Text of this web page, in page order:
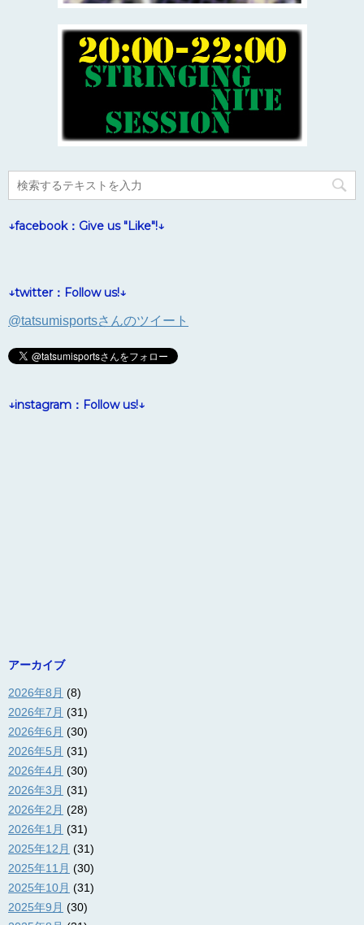
↓facebook：Give us "Like"!↓
↓twitter：Follow us!↓
@tatsumisportsさんのツイート
↓instagram：Follow us!↓
アーカイブ
2026年8月 (8)
2026年7月 (31)
2026年6月 (30)
2026年5月 (31)
2026年4月 (30)
2026年3月 (31)
2026年2月 (28)
2026年1月 (31)
2025年12月 (31)
2025年11月 (30)
2025年10月 (31)
2025年9月 (30)